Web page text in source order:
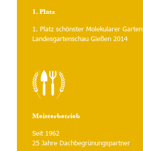
1. Platz
1. Platz schönster Molekularer Garten
Landesgartenschau Gießen 2014
Meisterbetrieb
Seit 1962
25 Jahre Dachbegrünungspartner